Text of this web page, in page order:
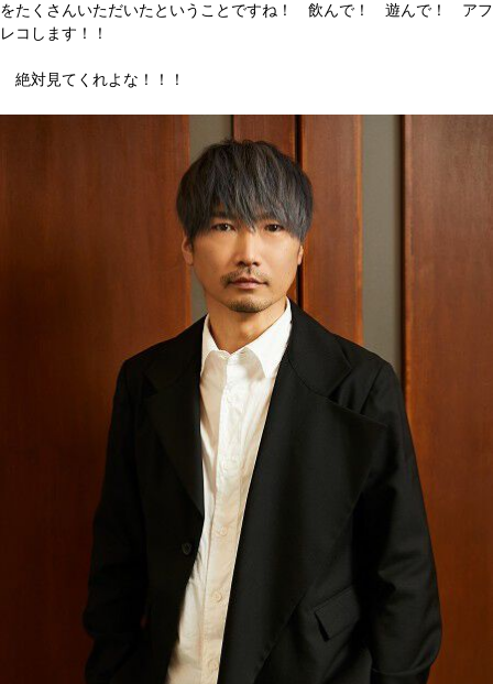
をたくさんいただいたということですね！ 飲んで！ 遊んで！ アフ
レコします！！
絶対見てくれよな！！！